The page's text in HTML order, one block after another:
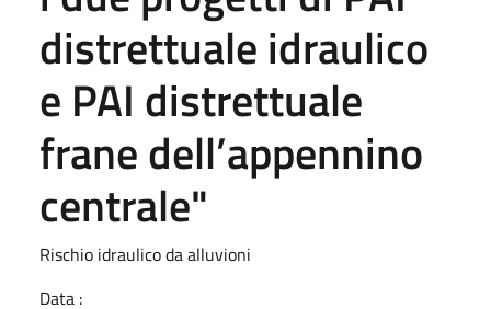
distrettuale idraulico
e PAI distrettuale
frane dell’appennino
centrale"
Rischio idraulico da alluvioni
Data :